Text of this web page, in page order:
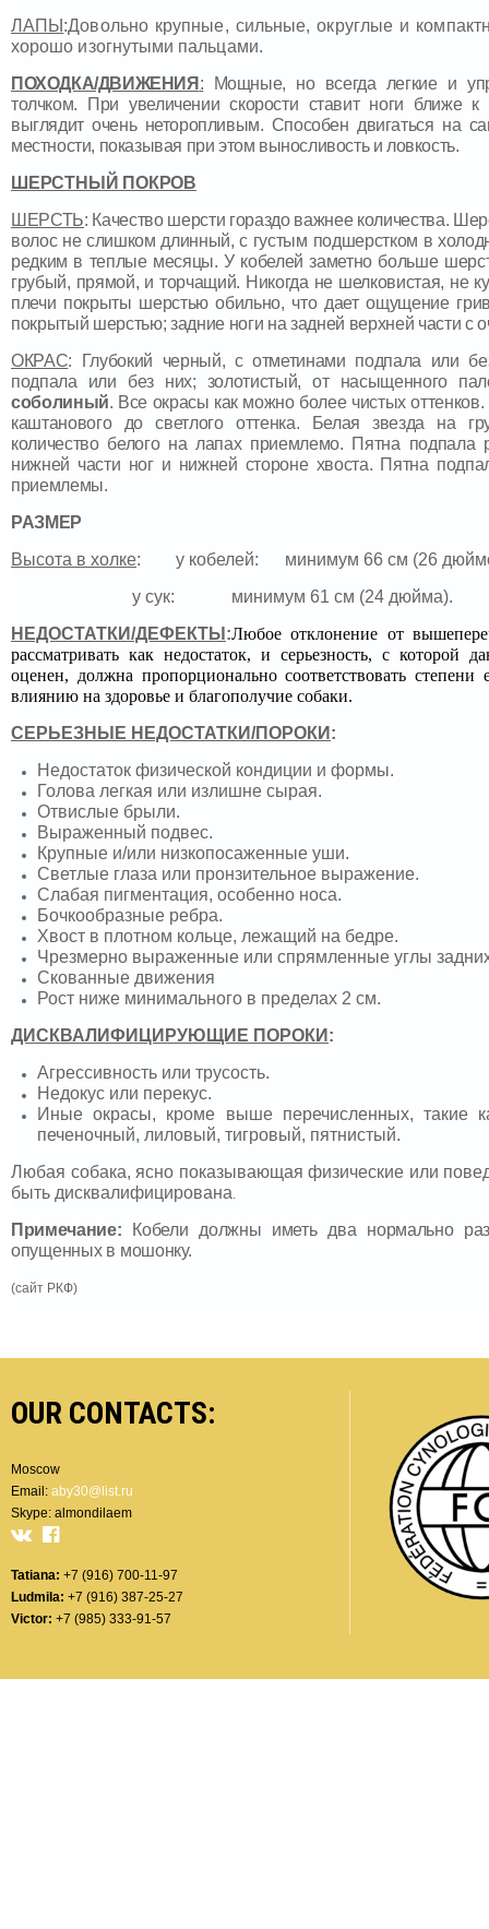
ЛАПЫ :Довольно крупные, сильные, округлые и
хорошо изогнутыми пальцами.
ПОХОДКА/ДВИЖЕНИЯ : Мощные, но всегда легкие и
толчком. При увеличении скорости ставит ноги ближе
выглядит очень неторопливым. Способен двигаться на
местности, показывая при этом выносливость и ловкость.
ШЕРСТНЫЙ ПОКРОВ
ШЕРСТЬ: Качество шерсти гораздо важнее количества.
волос не слишком длинный, с густым подшерстком в
редким в теплые месяцы. У кобелей заметно больше
грубый, прямой, и торчащий. Никогда не шелковистая, не
плечи покрыты шерстью обильно, что дает ощущение
покрытый шерстью; задние ноги на задней верхней части с
ОКРАС: Глубокий черный, с отметинами подпала или
подпала или без них; золотистый, от насыщенного
соболиный. Все окрасы как можно более чистых
каштанового до светлого оттенка. Белая звезда на
количество белого на лапах приемлемо. Пятна подпала
нижней части ног и нижней стороне хвоста. Пятна
приемлемы.
РАЗМЕР
Высота в холке: у кобелей: минимум 66 см (26
у сук: минимум 61 см (24 дюйма).
НЕДОСТАТКИ/ДЕФЕКТЫ :Любое отклонение от
рассматривать как недостаток, и серьезность, с которой
оценен, должна пропорционально соответствовать
влиянию на здоровье и благополучие собаки.
СЕРЬЕЗНЫЕ НЕДОСТАТКИ/ПОРОКИ :
Недостаток физической кондиции и формы.
Голова легкая или излишне сырая.
Отвислые брыли.
Выраженный подвес.
Крупные и/или низкопосаженные уши.
Светлые глаза или пронзительное выражение.
Слабая пигментация, особенно носа.
Бочкообразные ребра.
Хвост в плотном кольце, лежащий на бедре.
Чрезмерно выраженные или спрямленные углы
Скованные движения
Рост ниже минимального в пределах 2 см.
ДИСКВАЛИФИЦИРУЮЩИЕ ПОРОКИ :
Агрессивность или трусость.
Недокус или перекус.
Иные окрасы, кроме выше перечисленных, такие
печеночный, лиловый, тигровый, пятнистый.
Любая собака, ясно показывающая физические или
быть дисквалифицирована
Примечание: Кобели должны иметь два нормально
опущенных в мошонку.
(сайт РКФ)
OUR CONTACTS:
Moscow
Email: aby30@list.ru
Skype: almondilaem
Tatiana: +7 (916) 700-11-97
Ludmila: +7 (916) 387-25-27
Victor: +7 (985) 333-91-57